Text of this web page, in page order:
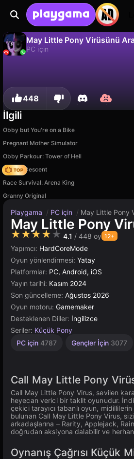
May Little Pony Virüsünü
PC için
448
İlgili
Obby but You're on a Bike
Pregnant Mother Simulator
Obby Parkour: Tower of Hell
Deadly Descent
Race Survival: Arena King
Granny Original
Playgama / PC için / May Little Pony
May Little Pony
★★★★★ 4.1 / 448 oy 12+
Yapımcı: HardCoreMode
Oyun yönlendirmesi: Yatay
Platformlar: PC, Android, iOS
Yayın tarihi: Kasım 2024
Son güncelleme: Ağustos 2026
Oyun motoru: Gamemaker
Desteklenen Diller: İngilizce
Seriler: Küçük Pony
PC için 4787 Gençler İçin 3077
Çocuklar
Tarayıcı
GameMaker
Call May Little Pony
Call May Little Pony Virus, sevilen
heyecan verici bir taklit oyunudur.
çekici tarayıcı tabanlı oyun,
bulunan Call May Little Pony Virus,
arkadaşlarına – Rarity, Applejack,
doğrudan aksiyona dalabilir ve
Oynanış Çağrısı Küçük